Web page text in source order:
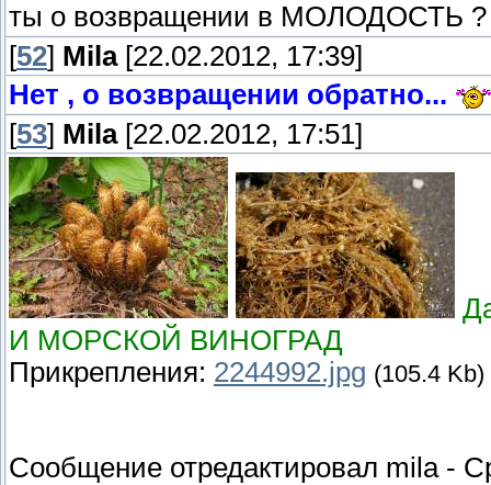
ты о возвращении в МОЛОДОСТЬ
[52] Mila[22.02.2012, 17:39]
Нет , о возвращении обратно...
[53] Mila[22.02.2012, 17:51]
И МОРСКОЙ ВИНОГРАД
Прикрепления: 2244992.jpg (105.4 Kb)
Сообщение отредактировал mila-